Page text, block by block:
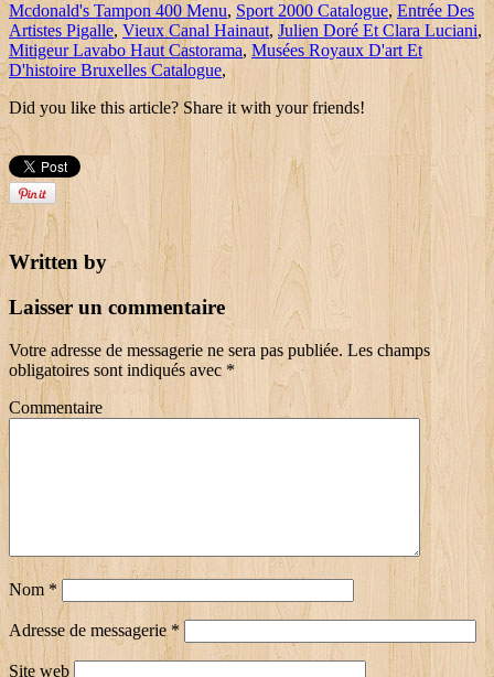
Mcdonald's Tampon 400 Menu, Sport 2000 Catalogue, Entrée Des
Artistes Pigalle, Vieux Canal Hainaut, Julien Doré Et Clara Luciani,
Mitigeur Lavabo Haut Castorama, Musées Royaux D'art Et
D'histoire Bruxelles Catalogue,
Did you like this article? Share it with your friends!
Written by
Laisser un commentaire
Votre adresse de messagerie ne sera pas publiée. Les champs
obligatoires sont indiqués avec *
Commentaire
Nom *
Adresse de messagerie *
Site web